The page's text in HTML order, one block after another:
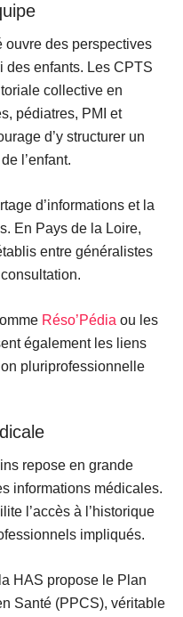
ouvre des perspectives
des enfants. Les CPTS
collective en
pédiatres, PMI et
d’y structurer un
l’enfant.
d’informations et la
. En Pays de la Loire,
entre généralistes
Réso’Pédia ou les
également les liens
pluriprofessionnelle
repose en grande
informations médicales.
l’accès à l’historique
impliqués.
HAS propose le Plan
Santé (PPCS), véritable